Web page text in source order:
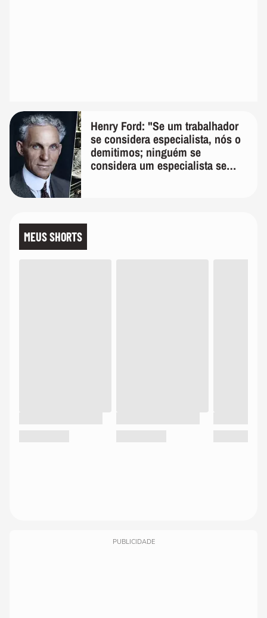
Henry Ford: "Se um trabalhador
se considera especialista, nós o
demitimos; ninguém se
considera um especialista se
MEUS SHORTS
PUBLICIDADE